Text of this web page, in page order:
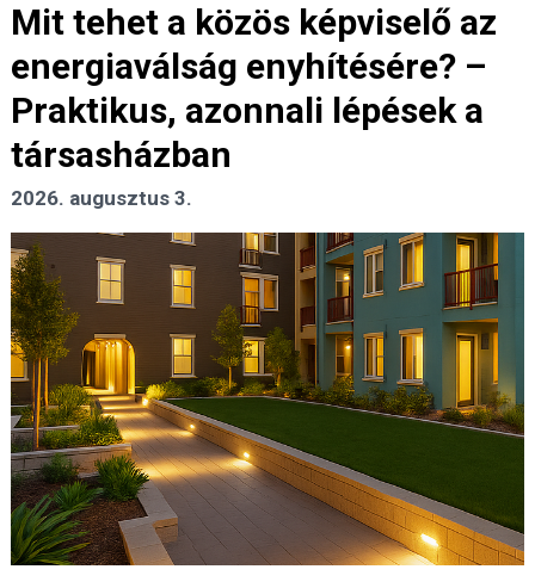
Mit tehet a közös képviselő az
energiaválság enyhítésére? –
Praktikus, azonnali lépések a
társasházban
2026. augusztus 3.